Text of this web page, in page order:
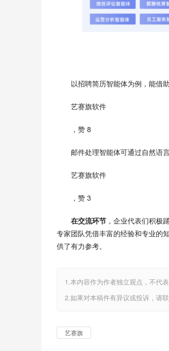
以招聘简历智能体为例，能借
艺赛旗软件
，赞 8
邮件处理智能体可通过自然语
艺赛旗软件
，赞 3
在交流环节 ，企业代表们积极
专家团队凭借丰富的经验和专业的
供了有力参考。
1.本内容作为作者独立观点，不代
2.如果对本稿件有异议或投诉，请联
艺赛旗